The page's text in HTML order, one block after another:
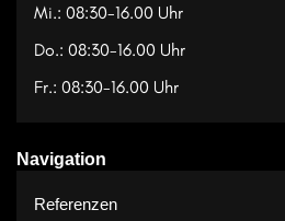
Mi.: 08:30-16.00 Uhr
Do.: 08:30-16.00 Uhr
Fr.: 08:30-16.00 Uhr
Navigation
Referenzen